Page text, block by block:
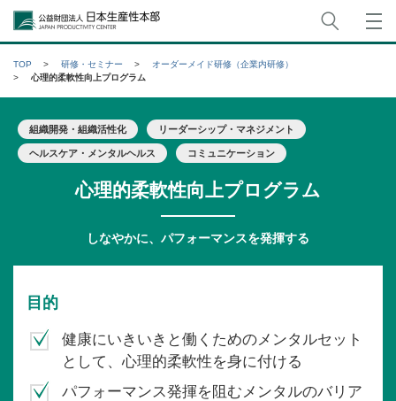
公益財団法人日本生産性本部
TOP 研修・セミナー
オーダーメイド研修（企業内研修）
心理的柔軟性向上プログラム
組織開発・組織活性化 リーダーシップ・マネジメント
ヘルスケア・メンタルヘルス コミュニケーション
心理的柔軟性向上プログラム
しなやかに、パフォーマンスを発揮する
目的
健康にいきいきと働くためのメンタルセット
として、心理的柔軟性を身に付ける
パフォーマンス発揮を阻むメンタルのバリア